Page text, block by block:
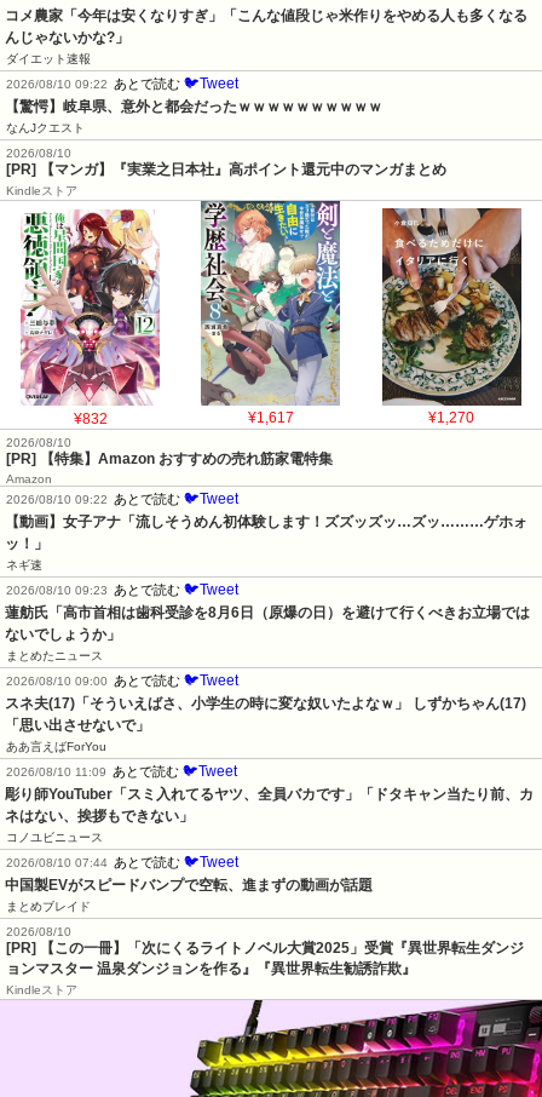
コメ農家「今年は安くなりすぎ」「こんな値段じゃ米作りをやめる人も多くなる
んじゃないかな?」
ダイエット速報
2026/08/10 09:22
あとで読む 🐦Tweet
【驚愕】岐阜県、意外と都会だったｗｗｗｗｗｗｗｗｗｗ
なんJクエスト
2026/08/10
[PR] 【マンガ】『実業之日本社』高ポイント還元中のマンガまとめ
Kindleストア
¥832 ¥1,617 ¥1,270
2026/08/10
[PR] 【特集】Amazon おすすめの売れ筋家電特集
Amazon
2026/08/10 09:22
あとで読む 🐦Tweet
【動画】女子アナ「流しそうめん初体験します！ズズッズッ…ズッ………ゲホォ
ッ！」
ネギ速
2026/08/10 09:23
あとで読む 🐦Tweet
蓮舫氏「高市首相は歯科受診を8月6日（原爆の日）を避けて行くべきお立場では
ないでしょうか」
まとめたニュース
2026/08/10 09:00
あとで読む 🐦Tweet
スネ夫(17)「そういえばさ、小学生の時に変な奴いたよなｗ」 しずかちゃん(17)
「思い出させないで」
ああ言えばForYou
2026/08/10 11:09
あとで読む 🐦Tweet
彫り師YouTuber「スミ入れてるヤツ、全員バカです」「ドタキャン当たり前、カ
ネはない、挨拶もできない」
コノユビニュース
2026/08/10 07:44 あとで読む 🐦Tweet
中国製EVがスピードバンプで空転、進まずの動画が話題
まとめブレイド
2026/08/10
[PR] 【この一冊】「次にくるライトノベル大賞2025」受賞『異世界転生ダンジ
ョンマスター 温泉ダンジョンを作る』『異世界転生勧誘詐欺』
Kindleストア